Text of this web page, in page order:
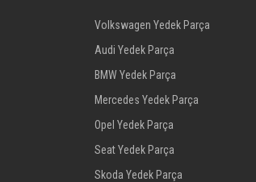
Volkswagen Yedek Parça
Audi Yedek Parça
BMW Yedek Parça
Mercedes Yedek Parça
Opel Yedek Parça
Seat Yedek Parça
Skoda Yedek Parça